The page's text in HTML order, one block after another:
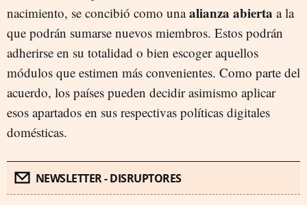
nacimiento, se concibió como unaalianza abierta a la
que podrán sumarse nuevos miembros. Estos podrán
adherirse en su totalidad o bien escoger aquellos
módulos que estimen más convenientes. Como parte del
acuerdo, los países pueden decidir asimismo aplicar
esos apartados en sus respectivas políticas digitales
domésticas.
NEWSLETTER - DISRUPTORES